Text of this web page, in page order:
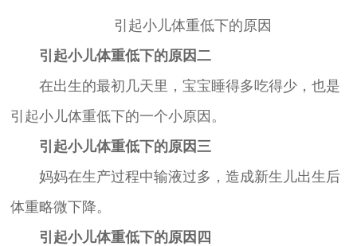
引起小儿体重低下的原因
引起小儿体重低下的原因二
在出生的最初几天里，宝宝睡得多吃得少，也是
引起小儿体重低下的一个小原因。
引起小儿体重低下的原因三
妈妈在生产过程中输液过多，造成新生儿出生后
体重略微下降。
引起小儿体重低下的原因四